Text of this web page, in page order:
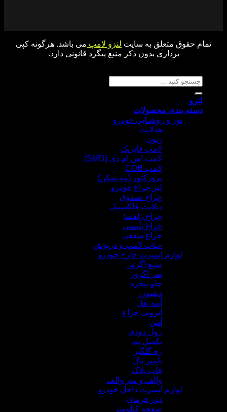
تمام حقوق متعلق به سایت لنزو لامپ می باشد. هرگونه کپی
برداری بدون ذکر منبع پیگرد قانونی دارد.
لنزو
دسته بندی محصولات
نور و روشنایی خودرو
هدلایت
زنون
لامپ فابریک
لامپ اس ام دی (SMD)
لامپ COB
پروژکتور (مه شکن)
لنز چراغ خودرو
چراغ صندوق
دیلایت-فلکسیبل
چراغ راهنما
چراغ پلیسی
چراغ سقفی
حباب لامپ و درپوش
لوازم اسپرت خارج خودرو
منبع اگزوز
سر اگزوز
جلو پنجره
دیفیوزر
آینه بغل
ابرویی چراغ
آنتن
رول دودی
بکسل بند
زه گلگیر
بامپر-بال
قاب پلاک
والف و سر والف
لوازم اسپرت داخل خودرو
دور فرمان
صفحه کیلومتر